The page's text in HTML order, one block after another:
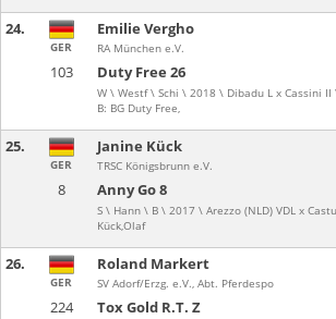
24.
103 Duty Free 26
W \ Westf \ Schi \ 2018 \ Dibadu L x Cassini
B: BG Duty Free,
GER
Emilie Vergho
RA München e.V.
25.
8 Anny Go 8
S \ Hann \ B \ 2017 \ Arezzo (NLD) VDL x
Kück,Olaf
GER
Janine Kück
TRSC Königsbrunn e.V.
26.
224 Tox Gold R.T. Z
GER
Roland Markert
SV Adorf/Erzg. e.V., Abt. Pferdespo